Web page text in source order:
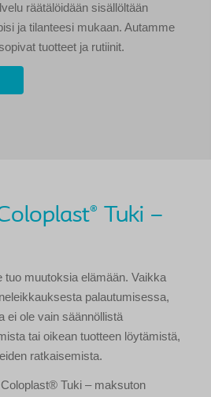
räätälöidään sisällöltään
ja tilanteesi mukaan. Autamme
tuotteet ja rutiinit.
® Tuki –
tuo muutoksia elämään. Vaikka
palautumisessa,
ei ole vain säännöllistä
tai oikean tuotteen löytämistä,
ratkaisemista.
Tuki – maksuton